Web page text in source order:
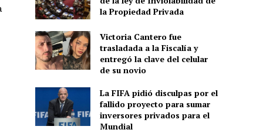
la Propiedad Privada
Victoria Cantero fue
trasladada a la Fiscalía y
entregó la clave del celular
de su novio
La FIFA pidió disculpas por el
fallido proyecto para sumar
inversores privados para el
Mundial